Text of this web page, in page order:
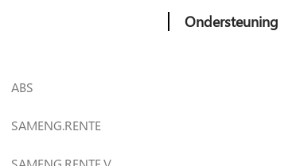
Ondersteuning
ABS
SAMENG.RENTE